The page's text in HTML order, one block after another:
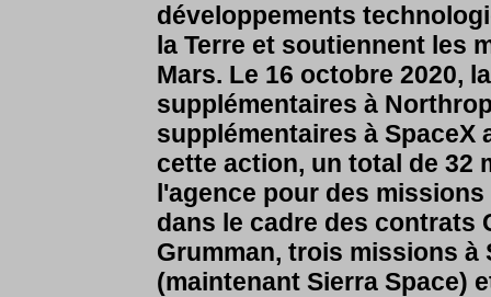
développements
la Terre et soutiennent les
Mars. Le 16 octobre 2020,
supplémentaires à
supplémentaires à SpaceX
cette action, un total de 32
l'agence pour des
dans le cadre des contrats
Grumman, trois missions à
(maintenant Sierra Space)